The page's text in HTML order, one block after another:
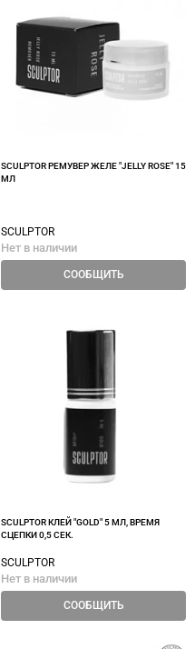
SCULPTOR РЕМУВЕР ЖЕЛЕ "JELLY ROSE" 15
МЛ
SCULPTOR
Нет в наличии
СООБЩИТЬ
SCULPTOR КЛЕЙ "GOLD" 5 МЛ, ВРЕМЯ
СЦЕПКИ 0,5 СЕК.
SCULPTOR
Нет в наличии
СООБЩИТЬ